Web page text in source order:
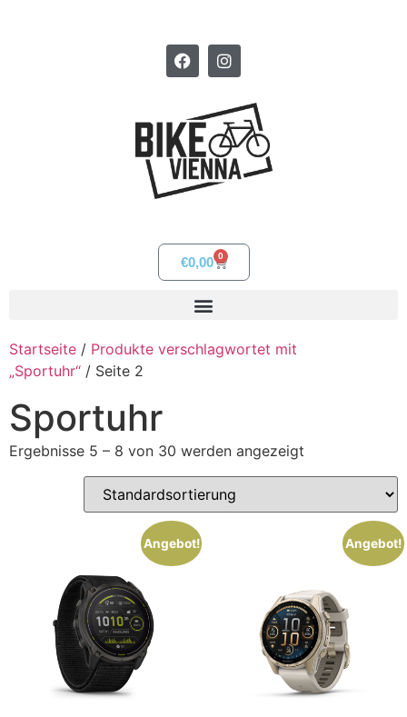
€0,00 0
Startseite / Produkte verschlagwortet mit
„Sportuhr“ / Seite 2
Sportuhr
Ergebnisse 5 – 8 von 30 werden angezeigt
Angebot! Angebot!